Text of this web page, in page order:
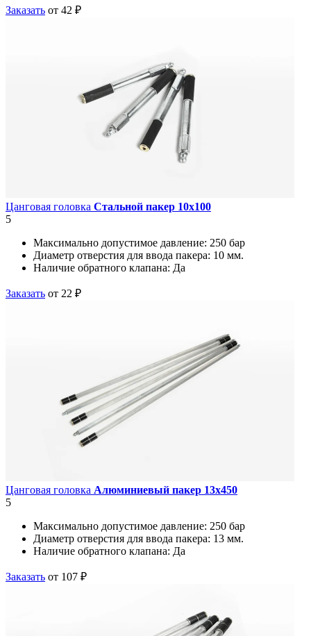
Заказать от 42 ₽
Цанговая головка Стальной пакер 10х100
5
Максимально допустимое давление: 250 бар
Диаметр отверстия для ввода пакера: 10 мм.
Наличие обратного клапана: Да
Заказать от 22 ₽
Цанговая головка Алюминиевый пакер 13х450
5
Максимально допустимое давление: 250 бар
Диаметр отверстия для ввода пакера: 13 мм.
Наличие обратного клапана: Да
Заказать от 107 ₽